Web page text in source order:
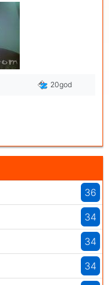
20god
36
34
34
34